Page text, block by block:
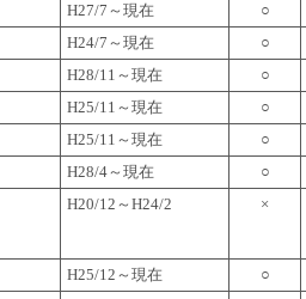
H27/7～現在
○
H24/7～現在
○
H28/11～現在
○
H25/11～現在
○
H25/11～現在
○
H28/4～現在
○
H20/12～H24/2 ×
H25/12～現在
○